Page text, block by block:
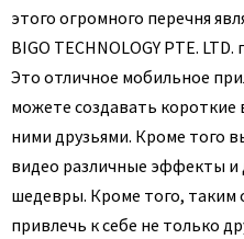
этого огромного перечня
BIGO TECHNOLOGY PTE.
Это отличное мобильное
можете создавать короткие
ними друзьями. Кроме того
видео различные эффекты и
шедевры. Кроме того, таким
привлечь к себе не только